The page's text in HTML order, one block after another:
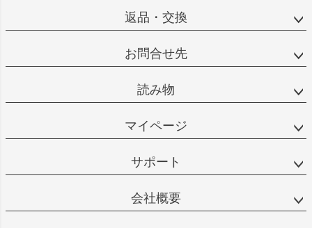
返品・交換
お問合せ先
読み物
マイページ
サポート
会社概要